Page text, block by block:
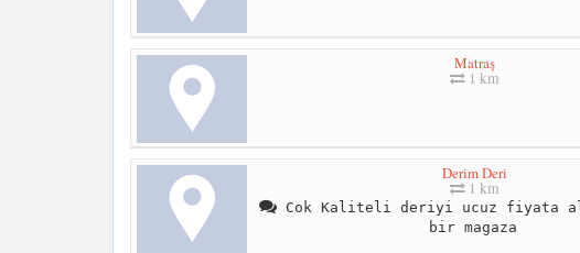
Matraş
1 km
Derim Deri
1 km
Cok Kaliteli deriyi ucuz fiyata
bir magaza